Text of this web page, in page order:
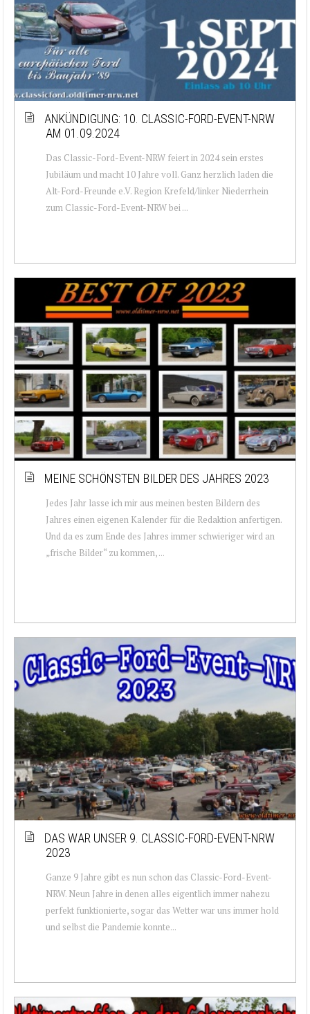
ANKÜNDIGUNG: 10. CLASSIC-FORD-EVENT-NRW
AM 01.09.2024
Das Classic-Ford-Event-NRW feiert in 2024 sein erstes
Jubiläum und macht 10 Jahre voll. Ganz herzlich laden die
Alt-Ford-Freunde e.V. Region Krefeld/linker Niederrhein
zum Classic-Ford-Event-NRW bei ...
MEINE SCHÖNSTEN BILDER DES JAHRES 2023
Jedes Jahr lasse ich mir aus meinen besten Bildern des
Jahres einen eigenen Kalender für die Redaktion anfertigen.
Und da es zum Ende des Jahres immer schwieriger wird an
„frische Bilder“ zu kommen, ...
DAS WAR UNSER 9. CLASSIC-FORD-EVENT-NRW
2023
Ganze 9 Jahre gibt es nun schon das Classic-Ford-Event-
NRW. Neun Jahre in denen alles eigentlich immer nahezu
perfekt funktionierte, sogar das Wetter war uns immer hold
und selbst die Pandemie konnte...